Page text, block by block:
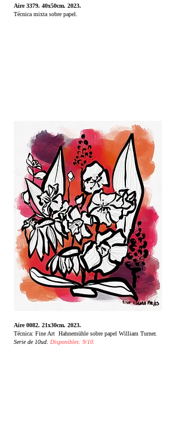
Aire 3379. 40x50cm. 2023.
Técnica mixta sobre papel.
Aire 0082. 21x30cm. 2023.
Técnica: Fine Art Hahnemühle sobre papel William Turner.
Serie de 10ud
Disponibles: 9/10.